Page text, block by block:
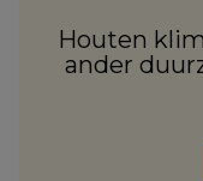
Houten
ander